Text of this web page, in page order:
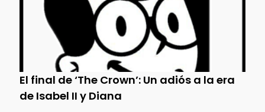
El final de ‘The Crown’: Un adiós a la era
de Isabel II y Diana